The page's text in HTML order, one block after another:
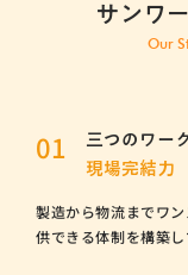
サンワ
Our
01
三つのワー
現場完結力
製造から物流までワ
供できる体制を構築し